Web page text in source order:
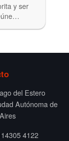
y ser
del Estero
Autónoma de
4122